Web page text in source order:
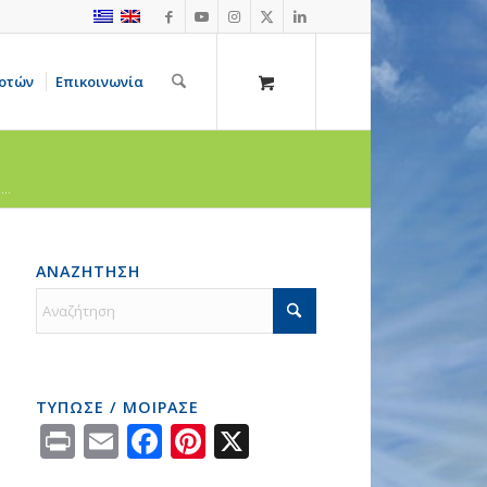
Επικοινωνία
ΑΝΑΖΗΤΗΣΗ
ΤΥΠΩΣΕ / ΜΟΙΡΑΣΕ
PrintEmailFacebook
Pinterest